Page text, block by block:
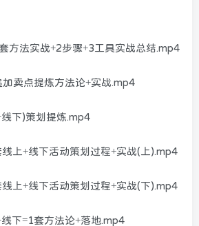
方法实战+2步骤+3工具实战总结.mp4
卖点提炼方法论+实战.mp4
下)策划提炼.mp4
上+线下活动策划过程+实战(上).mp4
上+线下活动策划过程+实战(下).mp4
下=1套方法论+落地.mp4